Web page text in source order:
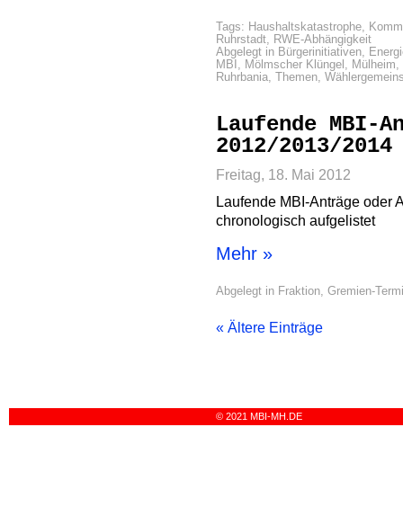
Tags: Haushaltskatastrophe,
Ruhrstadt, RWE-Abhängigkeit
Abgelegt in Bürgerinitiativen,
MBI , Mölmscher Klüngel , Mülheim,
Ruhrbania, Themen,
Laufende MBI-
2012/2013/2014
Freitag, 18. Mai 2012
Laufende MBI-Anträge oder
chronologisch aufgelistet
Mehr »
Abgelegt in Fraktion, Gremien-
« Ältere Einträge
© 2021 MBI-MH.DE